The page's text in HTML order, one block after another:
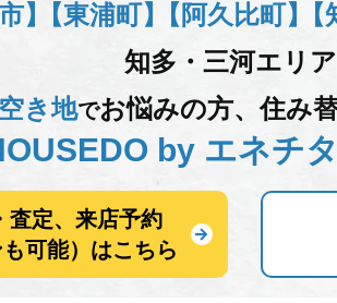
】 【東浦町】 【阿久比町】
知多・三河エリ
き地でお悩みの方、住み
by エネチタ
査定、来店予約
可能）はこちら